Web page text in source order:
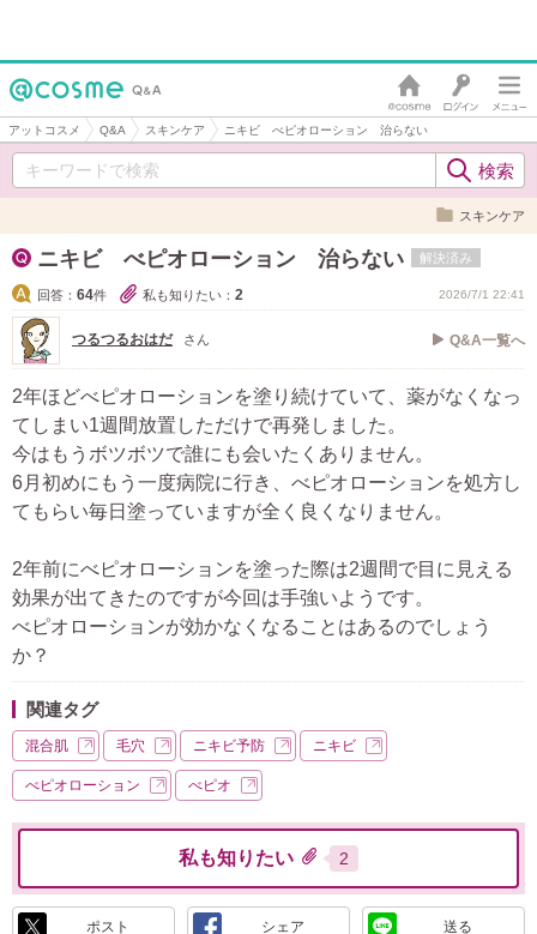
アットコスメ Q&A スキンケア ニキビ べピオローション 治らない
スキンケア
ニキビ べピオローション 治らない 解決済み
回答： 64件 私も知りたい： 2 2026/7/1 22:41
つるつるおはだ さん Q&A一覧へ
2年ほどべピオローションを塗り続けていて、薬がなくなっ
てしまい1週間放置しただけで再発しました。
今はもうボツボツで誰にも会いたくありません。
6月初めにもう一度病院に行き、べピオローションを処方し
てもらい毎日塗っていますが全く良くなりません。
2年前にべピオローションを塗った際は2週間で目に見える
効果が出てきたのですが今回は手強いようです。
べピオローションが効かなくなることはあるのでしょう
か？
関連タグ
混合肌 毛穴 ニキビ予防 ニキビ
べピオローション べピオ
私も知りたい 2
ポスト シェア 送る